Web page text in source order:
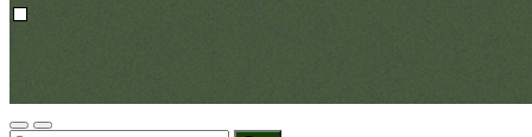
Dansk
ToggleToggle